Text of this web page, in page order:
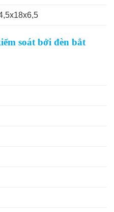
soát bởi đèn bắt